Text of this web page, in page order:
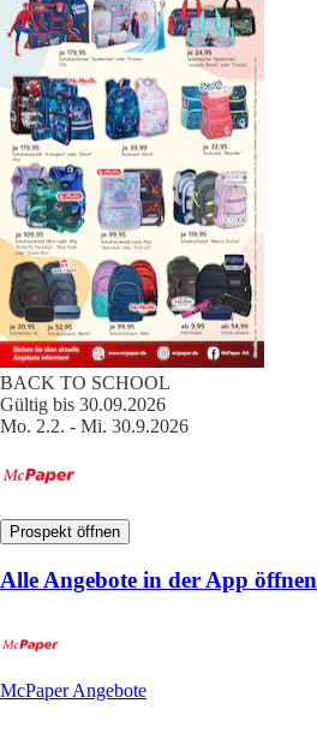
BACK TO SCHOOL
Gültig bis 30.09.2026
Mo. 2.2. - Mi. 30.9.2026
Prospekt öffnen
Alle Angebote in der App öffnen
McPaper Angebote